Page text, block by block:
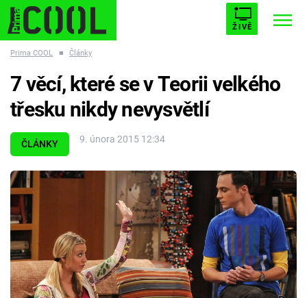
ŽIVĚ
ESCAPE PLNEJ KOTEL AVENGERS 5
Témata
Filmy
Seriály
Hry
Prima COOL ■ Články
ČLÁNKY 9. února 2015 12:34
7 věcí, které se v Teorii velkého
třesku nikdy nevysvětlí